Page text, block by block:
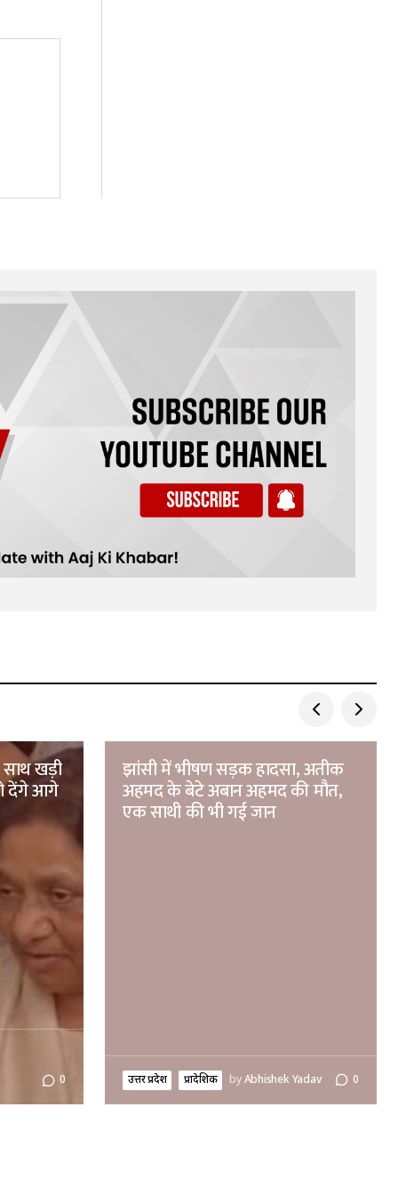
खड़ी
देंगे आगे
0
झांसी में भीषण सड़क हादसा, अतीक
अहमद के बेटे अबान अहमद की मौत,
एक साथी की भी गई जान
उत्तर प्रदेश प्रादेशिक byAbhishek Yadav 0